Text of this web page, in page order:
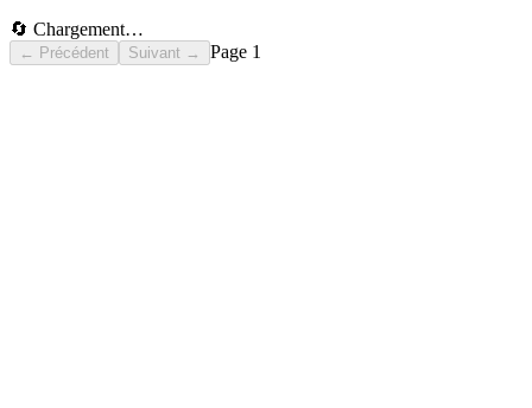
🔄 Chargement…
← Précédent Suivant → Page 1